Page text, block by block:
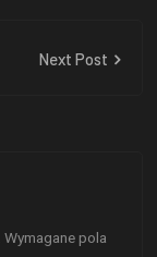
Next Post
Wymagane pola